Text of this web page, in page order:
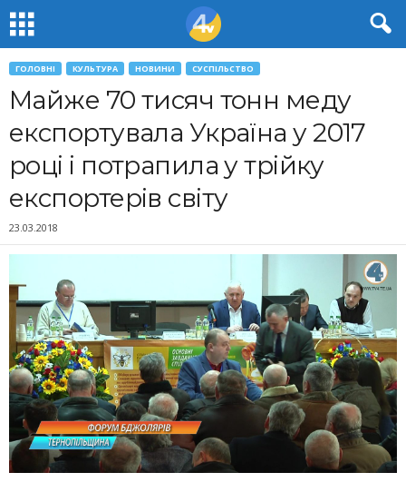
ГОЛОВНІ КУЛЬТУРА НОВИНИ СУСПІЛЬСТВО
Майже 70 тисяч тонн меду
експортувала Україна у 2017
році і потрапила у трійку
експортерів світу
23.03.2018